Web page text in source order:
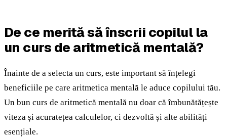
De ce merită să înscrii copilul la
un curs de aritmetică mentală?
Înainte de a selecta un curs, este important să înțelegi
beneficiile pe care aritmetica mentală le aduce copilului tău.
Un bun curs de aritmetică mentală nu doar că îmbunătățește
viteza și acuratețea calculelor, ci dezvoltă și alte abilități
esențiale.